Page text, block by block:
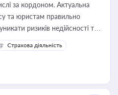
за кордоном. Актуальна
та юристам правильно
ризиків недійсності та
органами влади та
Страхова діяльність